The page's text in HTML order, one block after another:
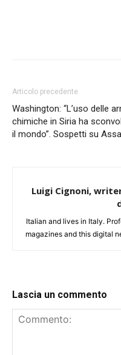
Articolo precedente
Washington: “L’uso delle
chimiche in Siria ha
il mondo”. Sospetti su
Luigi Cignoni,
Italian and lives in Italy.
magazines and this digital
Lascia un commento